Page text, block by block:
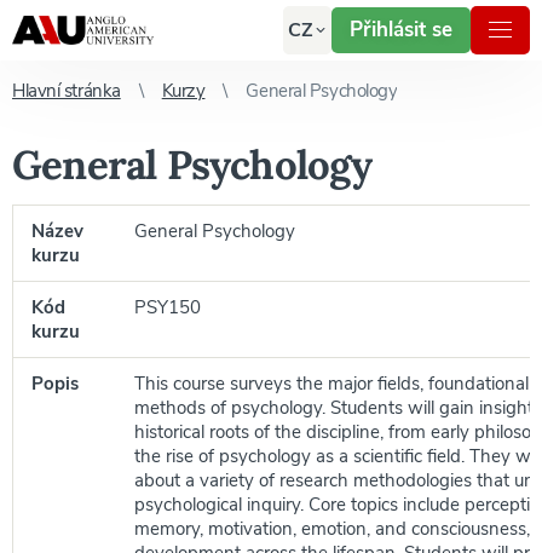
CZ Přihlásit se
Hlavní stránka Kurzy General Psychology
General Psychology
Název
kurzu
General Psychology
Kód
kurzu
PSY150
Popis
This course surveys the major fields, foundational
methods of psychology. Students will gain insight
historical roots of the discipline, from early
the rise of psychology as a scientific field. They
about a variety of research methodologies that
psychological inquiry. Core topics include
memory, motivation, emotion, and consciousness,